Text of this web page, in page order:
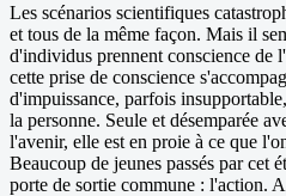
Les scénarios scientifiques
et tous de la même façon. Mais il
d'individus prennent conscience de
cette prise de conscience
d'impuissance, parfois
la personne. Seule et désemparée
l'avenir, elle est en proie à ce que
Beaucoup de jeunes passés par cet
porte de sortie commune : l'action.